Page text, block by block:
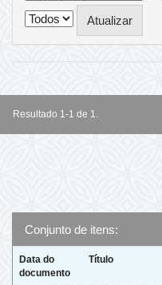
Resultado 1-1 de 1.
Conjunto de itens:
Data do
documento
Título